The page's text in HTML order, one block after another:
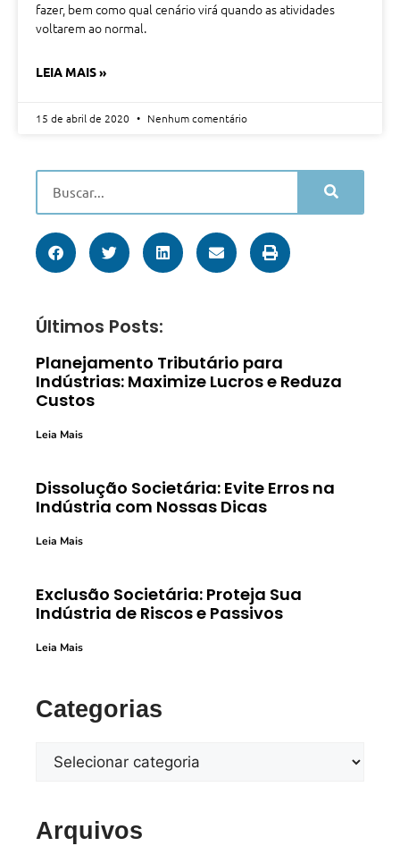
fazer, bem como qual cenário virá quando as atividades
voltarem ao normal.
LEIA MAIS »
15 de abril de 2020 Nenhum comentário
Últimos Posts:
Planejamento Tributário para
Indústrias: Maximize Lucros e Reduza
Custos
Leia Mais
Dissolução Societária: Evite Erros na
Indústria com Nossas Dicas
Leia Mais
Exclusão Societária: Proteja Sua
Indústria de Riscos e Passivos
Leia Mais
Categorias
Arquivos